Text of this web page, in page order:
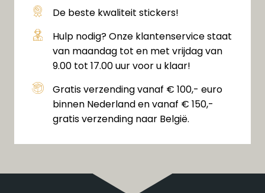
De beste kwaliteit stickers!
Hulp nodig? Onze klantenservice staat
van maandag tot en met vrijdag van
9.00 tot 17.00 uur voor u klaar!
Gratis verzending vanaf € 100,- euro
binnen Nederland en vanaf € 150,-
gratis verzending naar België.